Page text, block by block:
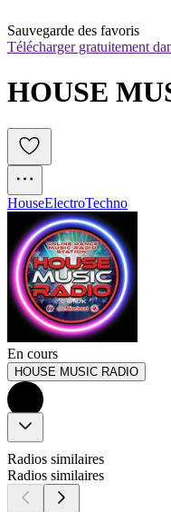
Sauvegarde des favoris
Télécharger gratuitement
HOUSE
HouseElectroTechno
En cours
HOUSE MUSIC RADIO
Radios similaires
Radios similaires